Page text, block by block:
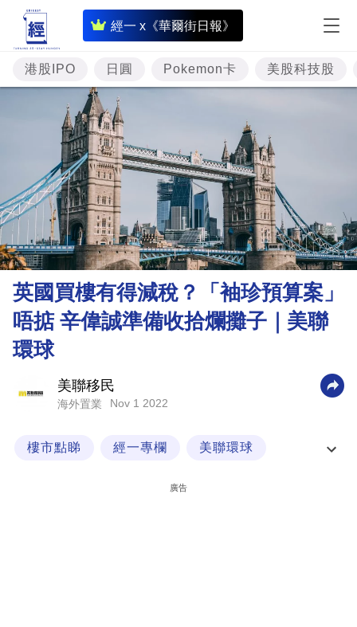
經一 x《華爾街日報》
即
時
財
經
專
題
投
資
樓
市
理
財
商
科
技
港股IPO 日圓 Pokemon卡 美股科技股
英國買樓有得減稅？「袖珍預算案」
唔掂 辛偉誠準備收拾爛攤子｜美聯
環球
美聯移民
海外置業 Nov 1 2022
樓市點睇 經一專欄 美聯環球
廣告